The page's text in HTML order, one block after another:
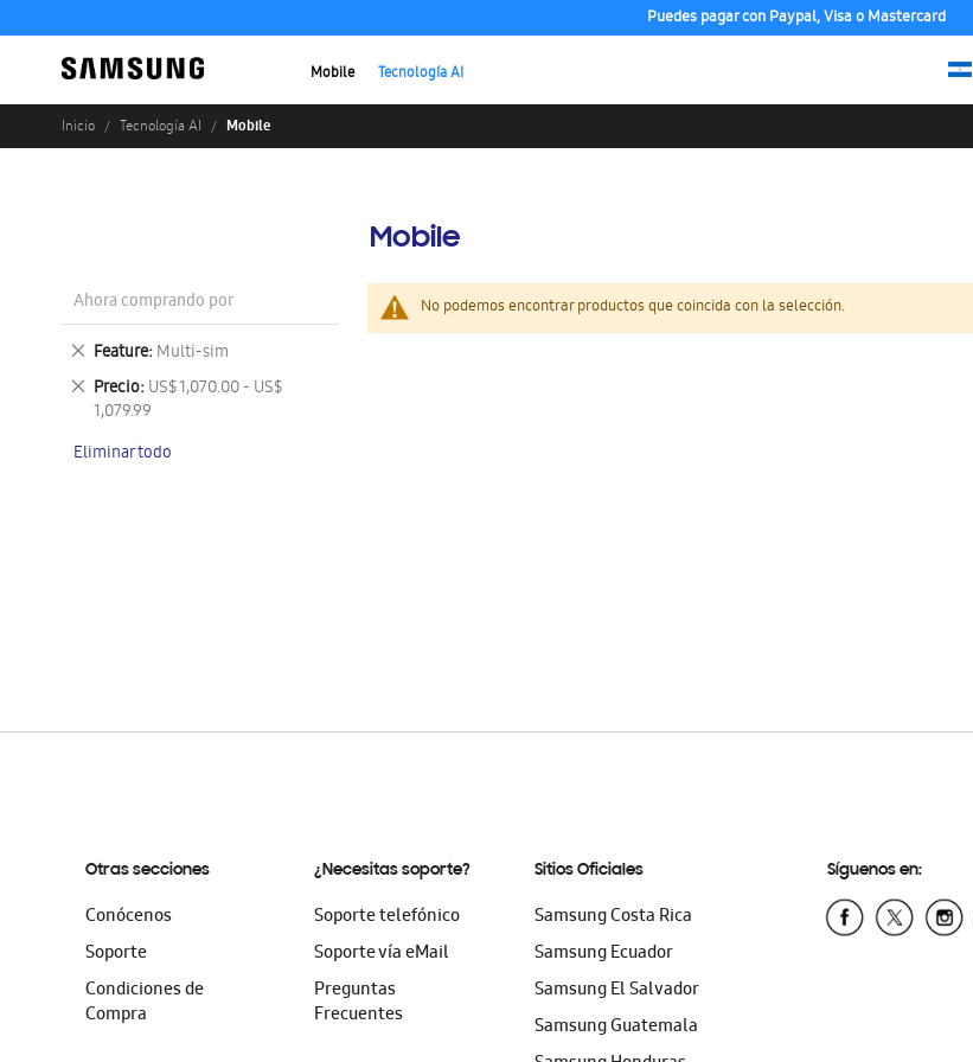
Puedes pagar con Paypal, Visa o Mastercard
Mobile Tecnología AI
Inicio Tecnología AI Mobile
Mobile
No podemos encontrar productos que coincida con la selección.
Ahora comprando por
Feature Multi-sim
Eliminar
este
artículo
Precio US$ 1,070.00 - US$
1,079.99
Eliminar
este
Eliminar todo
Otras secciones
Conócenos
Soporte
Condiciones de
Compra
¿Necesitas soporte?
Soporte telefónico
Soporte vía eMail
Preguntas
Frecuentes
Sitios Oficiales
Samsung Costa Rica
Samsung Ecuador
Samsung El Salvador
Samsung Guatemala
Síguenos en: